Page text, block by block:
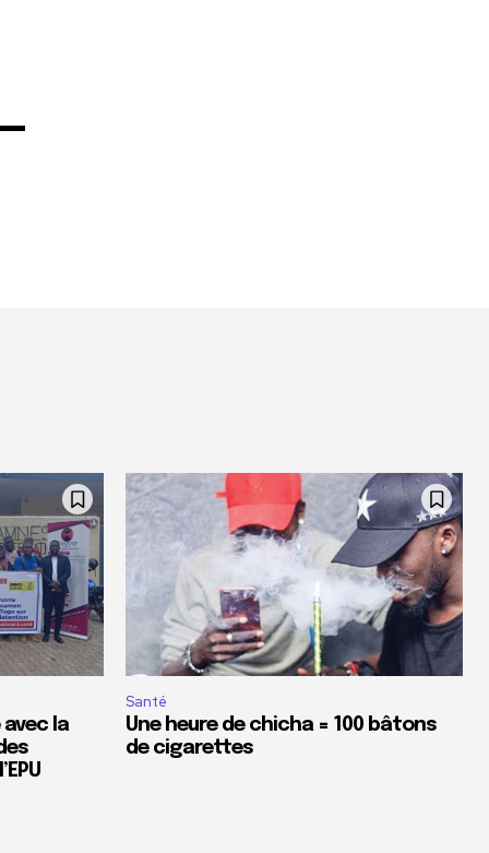
avec la
Santé
Une heure de chicha = 100 bâtons
de cigarettes